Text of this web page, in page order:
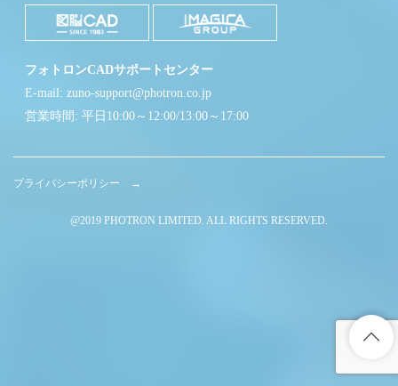
フォトロンCADサポートセンター
E-mail: zuno-support@photron.co.jp
営業時間: 平日10:00～12:00/13:00～17:00
プライバシーポリシー →
@2019 PHOTRON LIMITED. ALL RIGHTS RESERVED.